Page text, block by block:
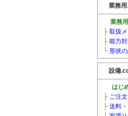
業務
業務
├ 取扱
├ 能力
└ 形状
設備
はじ
├ ご注
├ 送料